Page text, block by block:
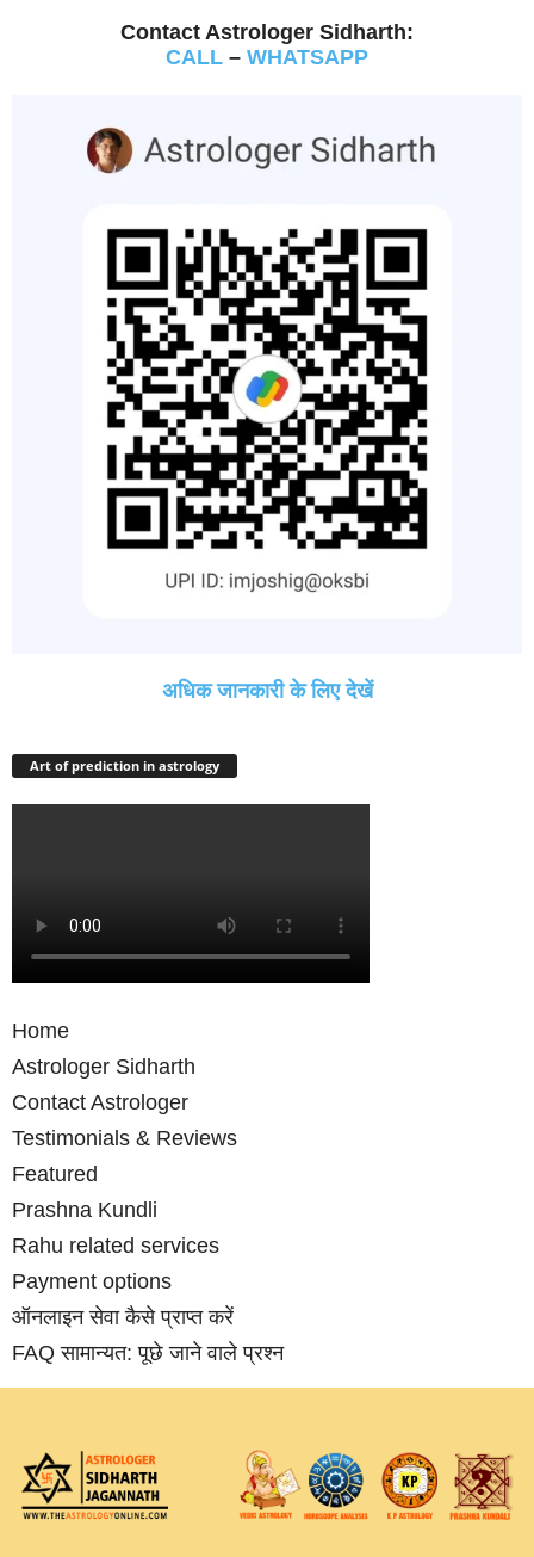
Contact Astrologer Sidharth:
CALL – WHATSAPP
अधिक जानकारी के लिए देखें
Art of prediction in astrology
Home
Astrologer Sidharth
Contact Astrologer
Testimonials & Reviews
Featured
Prashna Kundli
Rahu related services
Payment options
ऑनलाइन सेवा कैसे प्राप्‍त करें
FAQ सामान्‍यत: पूछे जाने वाले प्रश्‍न